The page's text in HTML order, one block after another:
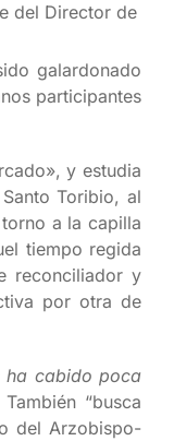
del Director de
galardonado
participantes
y estudia
Toribio, al
a la capilla
tiempo regida
reconciliador y
por otra de
ha cabido poca
“busca
del Arzobispo-